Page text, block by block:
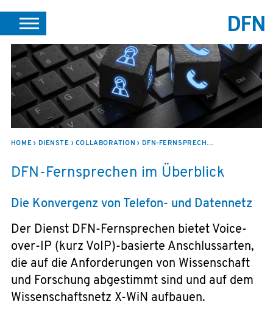
DE EN
SUCHE PORTALE SUPPORT JOBS LEICHTE SPRACHE
VEREIN INTERN
HOME DIENSTE COLLABORATION DFN-FERNSPRECHEN
DFN-Fernsprechen im Überblick
Die Konvergenz von Telefon- und Datennetz
Der Dienst DFN-Fernsprechen bietet Voice-
over-IP (kurz VoIP)-basierte Anschlussarten,
die auf die Anforderungen von Wissenschaft
und Forschung abgestimmt sind und auf dem
Wissenschaftsnetz X-WiN aufbauen.